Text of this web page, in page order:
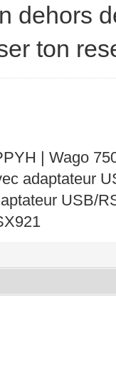
dehors
ton
| Wago
adaptateur
USB/